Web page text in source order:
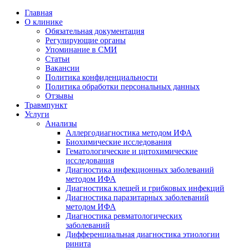
Главная
О клинике
Обязательная документация
Регулирующие органы
Упоминание в СМИ
Статьи
Вакансии
Политика конфиденциальности
Политика обработки персональных данных
Отзывы
Травмпункт
Услуги
Анализы
Аллергодиагностика методом ИФА
Биохимические исследования
Гематологические и цитохимические
исследования
Диагностика инфекционных заболеваний
методом ИФА
Диагностика клещей и грибковых инфекций
Диагностика паразитарных заболеваний
методом ИФА
Диагностика ревматологических
заболеваний
Дифференциальная диагностика этиологии
ринита